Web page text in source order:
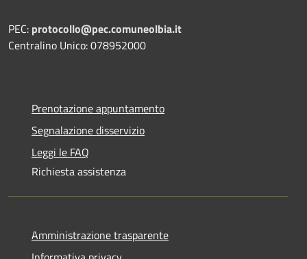
PEC: protocollo@pec.comuneolbia.it
Centralino Unico: 078952000
Prenotazione appuntamento
Segnalazione disservizio
Leggi le FAQ
Richiesta assistenza
Amministrazione trasparente